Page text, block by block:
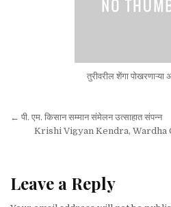
तुरीवरील शेंगा पोखरणाऱ्या
Post navigation
← पी. एम. किसान सम्मान संमेलन उत्साहात संपन्न
Krishi Vigyan Kendra,
Leave a Reply